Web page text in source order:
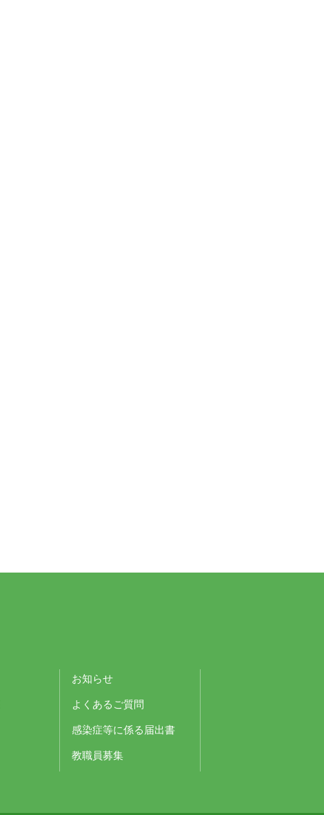
お知らせ
よくあるご質問
感染症等に係る届出書
教職員募集